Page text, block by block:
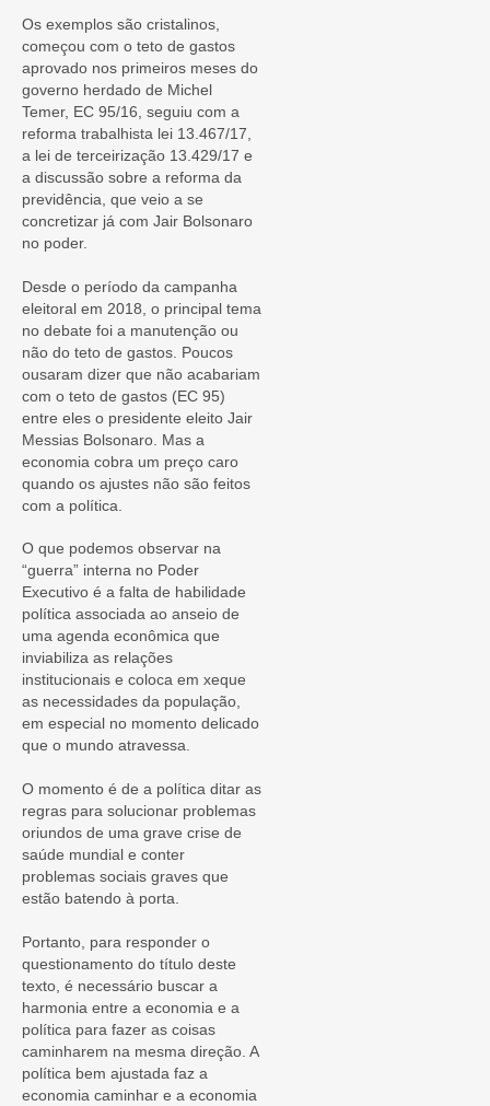
Os exemplos são cristalinos,
começou com o teto de gastos
aprovado nos primeiros meses do
governo herdado de Michel
Temer, EC 95/16, seguiu com a
reforma trabalhista lei 13.467/17,
a lei de terceirização 13.429/17 e
a discussão sobre a reforma da
previdência, que veio a se
concretizar já com Jair Bolsonaro
no poder.
Desde o período da campanha
eleitoral em 2018, o principal tema
no debate foi a manutenção ou
não do teto de gastos. Poucos
ousaram dizer que não acabariam
com o teto de gastos (EC 95)
entre eles o presidente eleito Jair
Messias Bolsonaro. Mas a
economia cobra um preço caro
quando os ajustes não são feitos
com a política.
O que podemos observar na
“guerra” interna no Poder
Executivo é a falta de habilidade
política associada ao anseio de
uma agenda econômica que
inviabiliza as relações
institucionais e coloca em xeque
as necessidades da população,
em especial no momento delicado
que o mundo atravessa.
O momento é de a política ditar as
regras para solucionar problemas
oriundos de uma grave crise de
saúde mundial e conter
problemas sociais graves que
estão batendo à porta.
Portanto, para responder o
questionamento do título deste
texto, é necessário buscar a
harmonia entre a economia e a
política para fazer as coisas
caminharem na mesma direção. A
política bem ajustada faz a
economia caminhar e a economia